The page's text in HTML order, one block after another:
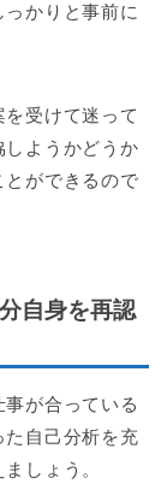
っかりと事前に
受けて迷って
しようかどうか
ができるので
自身を再認
が合っている
自己分析を充
しょう。